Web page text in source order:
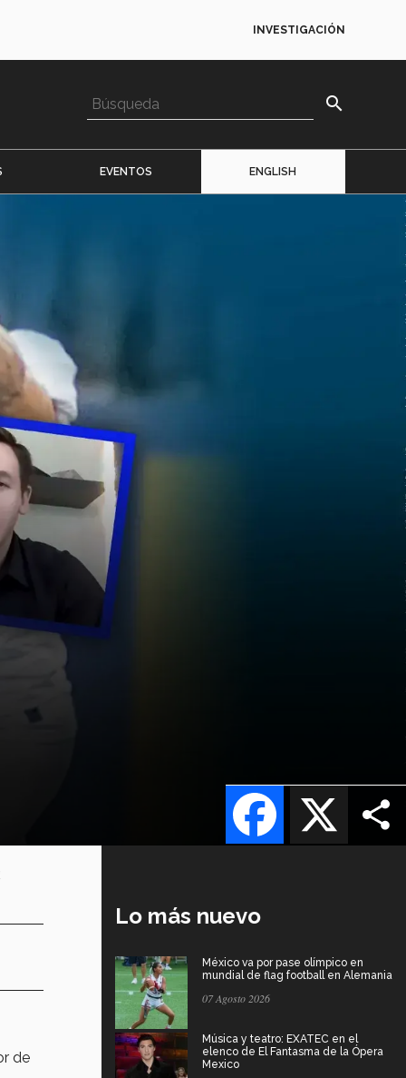
INVESTIGACIÓN
search
EVENTOS ENGLISH
X
Facebook
de
Lo más nuevo
México va por pase olímpico en
mundial de flag football en Alemania
07 Agosto 2026
Música y teatro: EXATEC en el
elenco de El Fantasma de la Ópera
Mexico